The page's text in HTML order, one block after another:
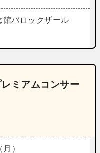
館バロックザール
ミアムコンサー
）